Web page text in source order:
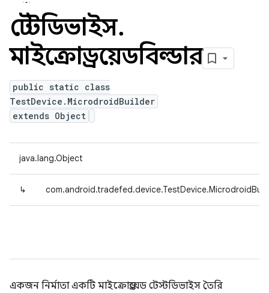
টেস্টডিভাইস.
মাইক্রোড্রয়েডবিল্ডার
public static class
TestDevice.MicrodroidBuilder
extends Object
java.lang.Object
↳
একজন নির্মাতা একটি মাইক্রোড্রয়েড টেস্টডিভাইস তৈরি